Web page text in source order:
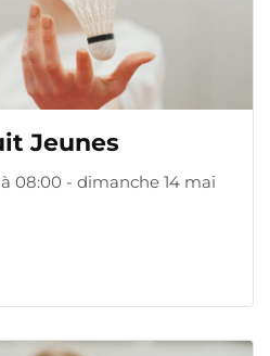
Jeunes
08:00 - dimanche 14 mai